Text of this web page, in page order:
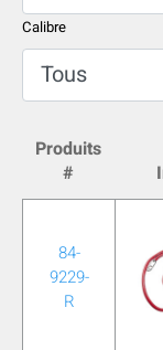
turn
Calibre
Produits
#
84-
9229-
R